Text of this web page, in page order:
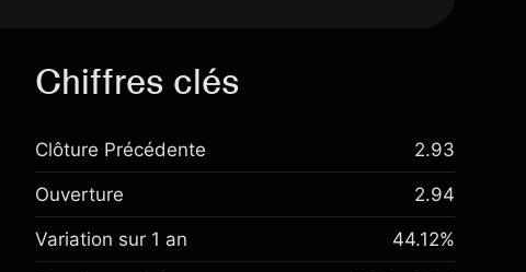
Chiffres clés
Clôture Précédente 2.93
Ouverture 2.94
Variation sur 1 an 44.12%